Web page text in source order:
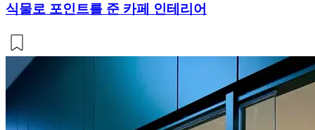
식물로 포인트를 준 카페 인테리어